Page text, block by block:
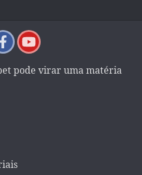
pode virar uma matéria